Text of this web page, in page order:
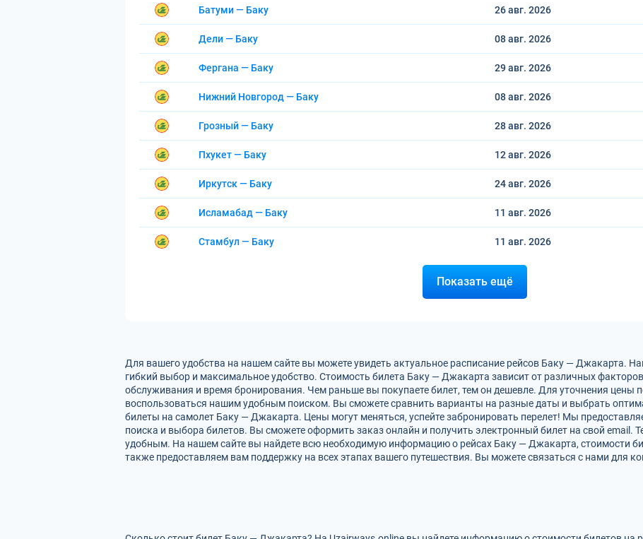
Батуми — Баку 26 авг. 2026
Дели — Баку 08 авг. 2026
Фергана — Баку 29 авг. 2026
Нижний Новгород — Баку 08 авг. 2026
Грозный — Баку 28 авг. 2026
Пхукет — Баку 12 авг. 2026
Иркутск — Баку 24 авг. 2026
Исламабад — Баку 11 авг. 2026
Стамбул — Баку 11 авг. 2026
Показать ещё
Для вашего удобства на нашем сайте вы можете увидеть актуальное расписание рейсов Баку — Джакарта.
гибкий выбор и максимальное удобство. Стоимость билета Баку — Джакарта зависит от различных
обслуживания и время бронирования. Чем раньше вы покупаете билет, тем он дешевле. Для уточнения цены
воспользоваться нашим удобным поиском. Вы сможете сравнить варианты на разные даты и выбрать
билеты на самолет Баку — Джакарта. Цены могут меняться, успейте забронировать перелет! Мы
поиска и выбора билетов. Вы сможете оформить заказ онлайн и получить электронный билет на свой email.
удобным. На нашем сайте вы найдете всю необходимую информацию о рейсах Баку — Джакарта, стоимости
также предоставляем вам поддержку на всех этапах вашего путешествия. Вы можете связаться с нами для